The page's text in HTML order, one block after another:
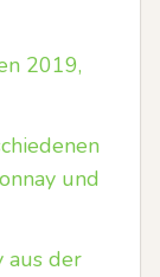
2019,
und
aus der